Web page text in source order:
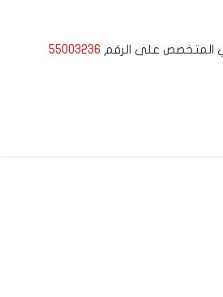
المتخصص على الرقم 55003236